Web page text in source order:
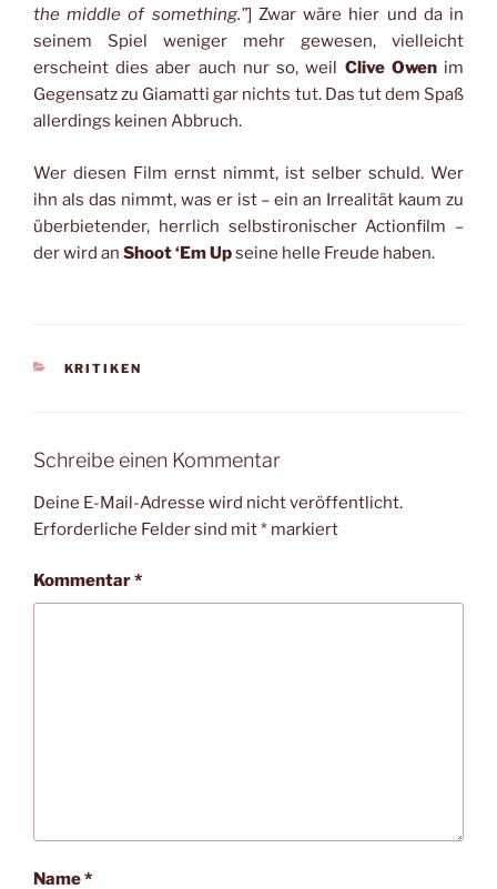
the middle of something.”] Zwar wäre hier und da in
seinem Spiel weniger mehr gewesen, vielleicht
erscheint dies aber auch nur so, weil Clive Owenim
Gegensatz zu Giamatti gar nichts tut. Das tut dem Spaß
allerdings keinen Abbruch.
Wer diesen Film ernst nimmt, ist selber schuld. Wer
ihn als das nimmt, was er ist – ein an Irrealität kaum zu
überbietender, herrlich selbstironischer Actionfilm –
der wird an Shoot ‘Em Upseine helle Freude haben.
KATEGORIEN
KRITIKEN
Schreibe einen Kommentar
Deine E-Mail-Adresse wird nicht veröffentlicht.
Erforderliche Felder sind mit* markiert
Kommentar*
Name*